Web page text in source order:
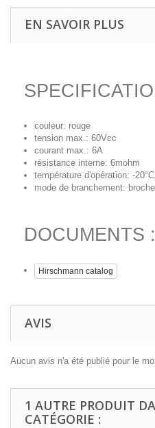
EN SAVOIR PLUS
couleur: rouge
tension max.: 60Vcc
courant max.: 6A
résistance interne: 6mohm
température d'opération: -
mode de branchement:
DOCUMENTS :
Hirschmann catalog
AVIS
Aucun avis n'a été publié pour le
1 AUTRE PRODUIT
CATÉGORIE :